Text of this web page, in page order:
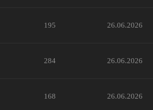
195 26.06.2026
284 26.06.2026
168 26.06.2026